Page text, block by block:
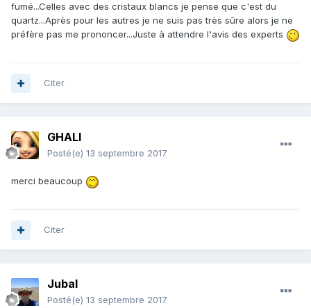
fumé...Celles avec des cristaux blancs je pense que c'est du
quartz...Après pour les autres je ne suis pas très sûre alors je ne
préfère pas me prononcer...Juste à attendre l'avis des experts
Citer
GHALI
Posté(e) 13 septembre 2017
merci beaucoup
Citer
Jubal
Posté(e) 13 septembre 2017